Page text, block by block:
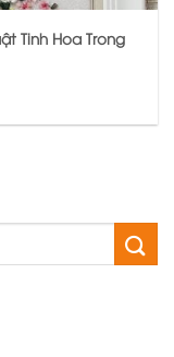
Tinh Hoa Trong